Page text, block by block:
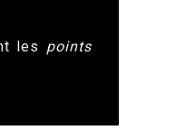
les points